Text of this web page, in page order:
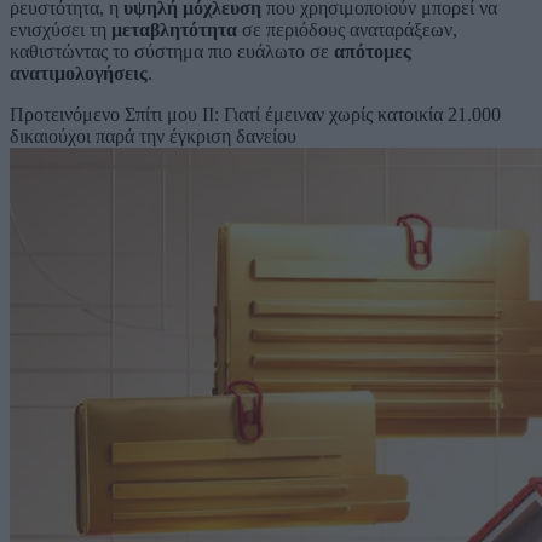
ρευστότητα, η υψηλή μόχλευση που χρησιμοποιούν μπορεί να
ενισχύσει τη μεταβλητότητα σε περιόδους αναταράξεων,
καθιστώντας το σύστημα πιο ευάλωτο σε απότομες
ανατιμολογήσεις.
Προτεινόμενο Σπίτι μου ΙΙ: Γιατί έμειναν χωρίς κατοικία 21.000
δικαιούχοι παρά την έγκριση δανείου